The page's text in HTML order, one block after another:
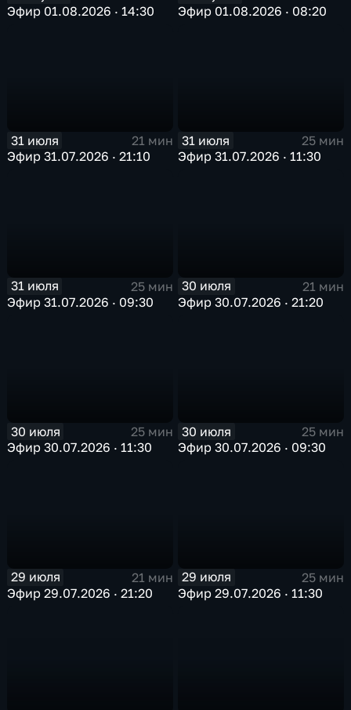
Эфир 01.08.2026 · 14:30
Эфир 01.08.2026 · 08:20
31 июля
21 мин
Эфир 31.07.2026 · 21:10
31 июля
25 мин
Эфир 31.07.2026 · 11:30
31 июля
25 мин
Эфир 31.07.2026 · 09:30
30 июля
21 мин
Эфир 30.07.2026 · 21:20
30 июля
25 мин
Эфир 30.07.2026 · 11:30
30 июля
25 мин
Эфир 30.07.2026 · 09:30
29 июля
21 мин
Эфир 29.07.2026 · 21:20
29 июля
25 мин
Эфир 29.07.2026 · 11:30